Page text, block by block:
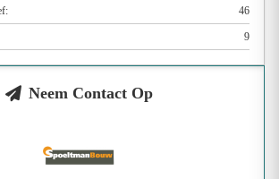
46
9
Neem Contact Op